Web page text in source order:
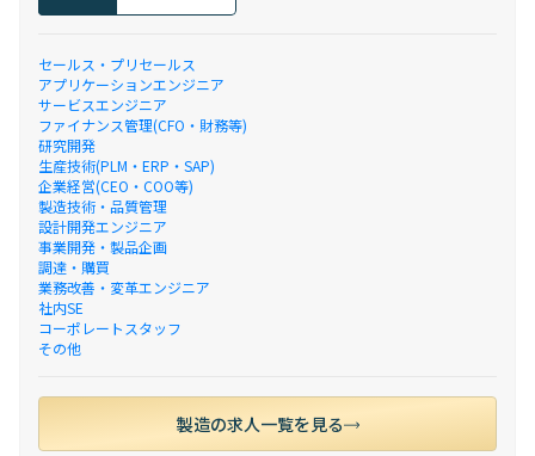
セールス・プリセールス
アプリケーションエンジニア
サービスエンジニア
ファイナンス管理(CFO・財務等)
研究開発
生産技術(PLM・ERP・SAP)
企業経営(CEO・COO等)
製造技術・品質管理
設計開発エンジニア
事業開発・製品企画
調達・購買
業務改善・変革エンジニア
社内SE
コーポレートスタッフ
その他
製造の求人一覧を見る